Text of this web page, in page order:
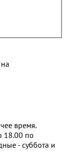
время.
18.00 по
- суббота и